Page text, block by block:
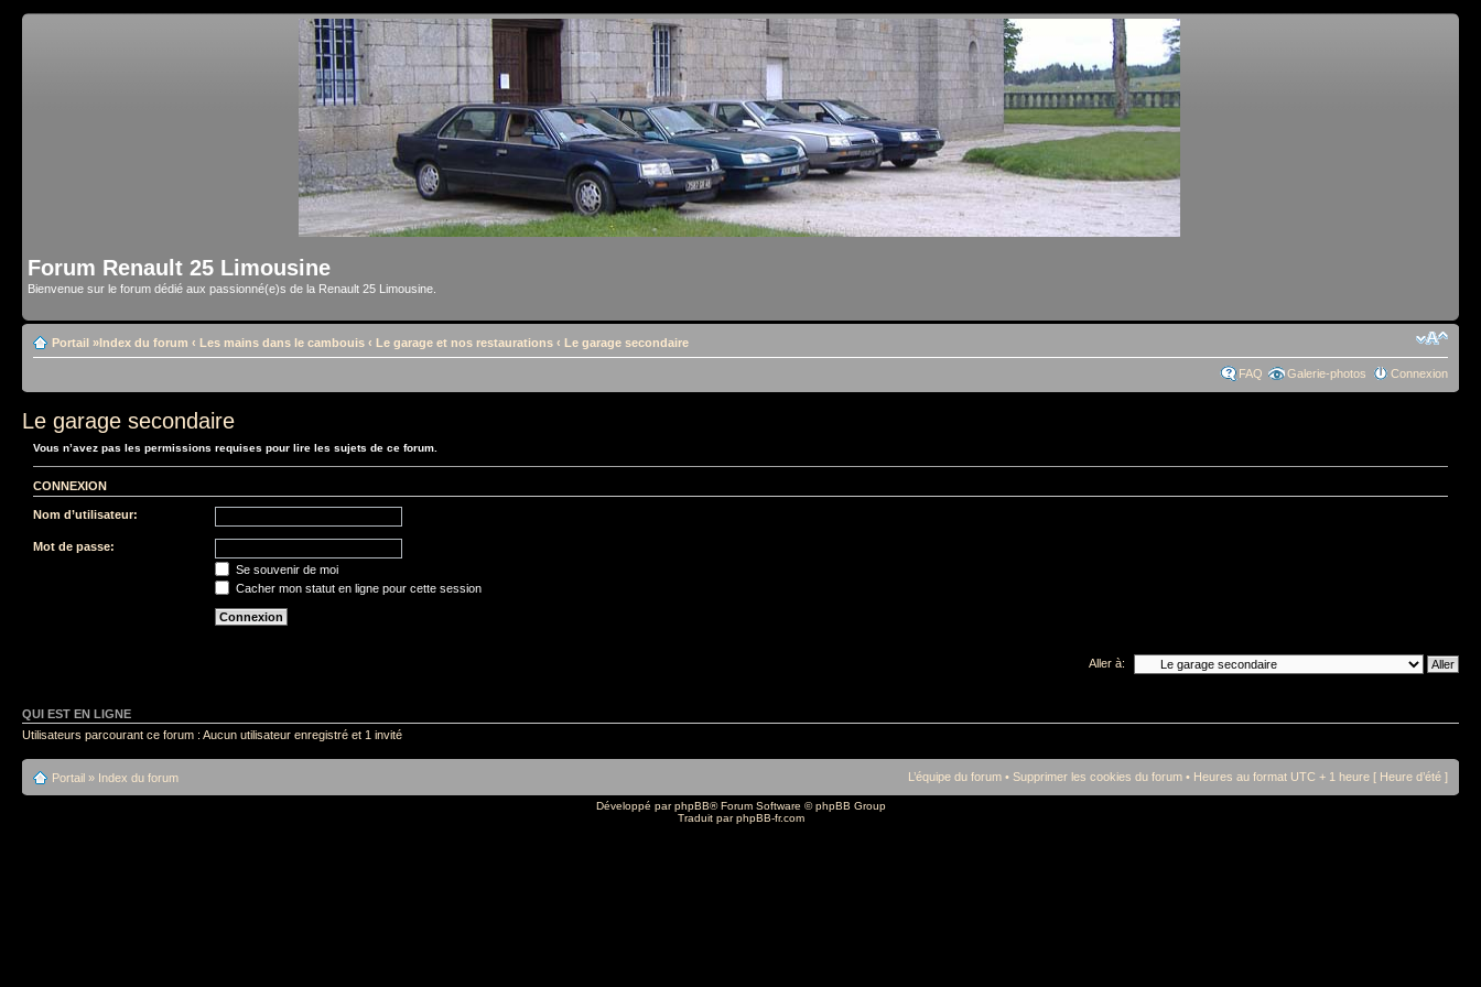
Forum Renault 25 Limousine
Bienvenue sur le forum dédié aux passionné(e)s de la Renault 25 Limousine.
Portail »Index du forum ‹ Les mains dans le cambouis ‹ Le garage et nos restaurations ‹ Le garage secondaire
FAQ Galerie-photos Connexion
Le garage secondaire
Vous n’avez pas les permissions requises pour lire les sujets de ce forum.
CONNEXION
Nom d’utilisateur:
Mot de passe:
Se souvenir de moi
Cacher mon statut en ligne pour cette session
Aller à:
QUI EST EN LIGNE
Utilisateurs parcourant ce forum : Aucun utilisateur enregistré et 1 invité
Portail » Index du forum L’équipe du forum • Supprimer les cookies du forum • Heures au format UTC + 1 heure [ Heure d’été ]
Développé parphpBB® Forum Software © phpBB Group
Traduit parphpBB-fr.com